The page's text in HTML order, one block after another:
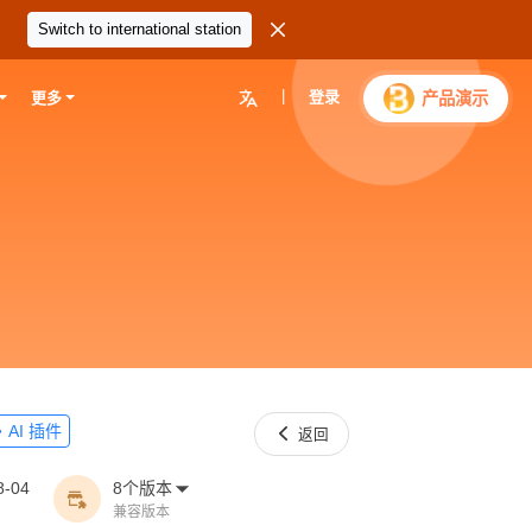
Switch to international station 
更多  登录 产品演示
AI 插件  返回
04

8个版本 
兼容版本